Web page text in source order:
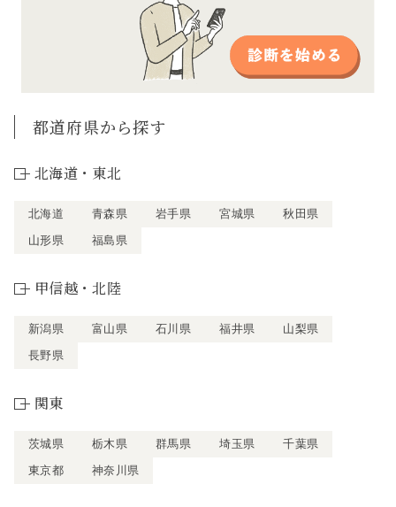
都道府県から探す
北海道・東北
北海道 青森県 岩手県 宮城県
秋田県
山形県
福島県
甲信越・北陸
新潟県 富山県 石川県 福井県
山梨県
長野県
関東
茨城県 栃木県 群馬県 埼玉県
千葉県
東京都
神奈川県